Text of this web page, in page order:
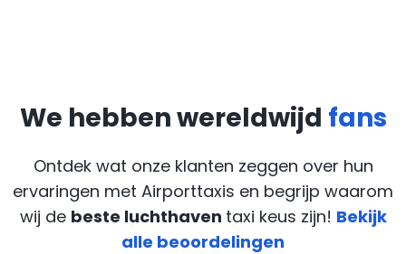
We hebben wereldwijd fans
Ontdek wat onze klanten zeggen over hun
ervaringen met Airporttaxis en begrijp waarom
wij de beste luchthaven taxi keus zijn! Bekijk
alle beoordelingen